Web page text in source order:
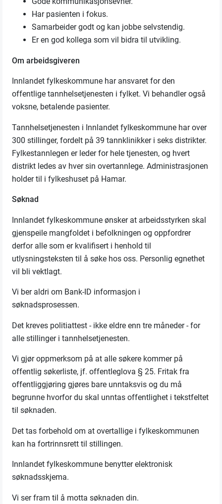
Har pasienten i fokus.
Samarbeider godt og kan jobbe selvstendig.
Er en god kollega som vil bidra til utvikling.
Om arbeidsgiveren
Innlandet fylkeskommune har ansvaret for den
offentlige tannhelsetjenesten i fylket. Vi behandler også
voksne, betalende pasienter.
Tannhelsetjenesten i Innlandet fylkeskommune har over
300 stillinger, fordelt på 39 tannklinikker i seks distrikter.
Fylkestannlegen er leder for hele tjenesten, og hvert
distrikt ledes av hver sin overtannlege. Administrasjonen
holder til i fylkeshuset på Hamar.
Søknad
Innlandet fylkeskommune ønsker at arbeidsstyrken skal
gjenspeile mangfoldet i befolkningen og oppfordrer
derfor alle som er kvalifisert i henhold til
utlysningsteksten til å søke hos oss. Personlig egnethet
vil bli vektlagt.
Vi ber aldri om Bank-ID informasjon i
søknadsprosessen.
Det kreves politiattest - ikke eldre enn tre måneder - for
alle stillinger i tannhelsetjenesten.
Vi gjør oppmerksom på at alle søkere kommer på
offentlig søkerliste, jf. offentleglova § 25. Fritak fra
offentliggjøring gjøres bare unntaksvis og du må
begrunne hvorfor du skal unntas offentlighet i tekstfeltet
til søknaden.
Det tas forbehold om at overtallige i fylkeskommunen
kan ha fortrinnsrett til stillingen.
Innlandet fylkeskommune benytter elektronisk
søknadsskjema.
Vi ser fram til å motta søknaden din.